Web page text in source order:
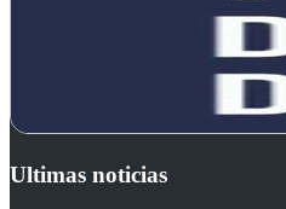
Ultimas noticias